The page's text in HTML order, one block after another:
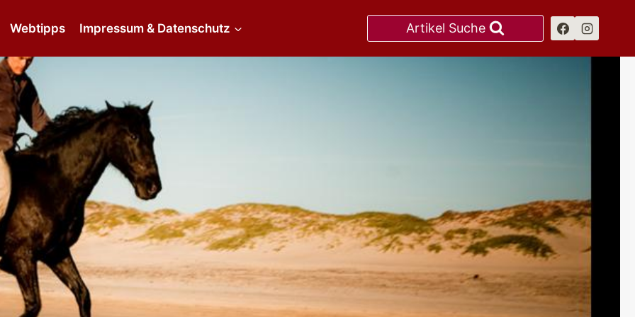
Webtipps Impressum & Datenschutz Artikel Suche